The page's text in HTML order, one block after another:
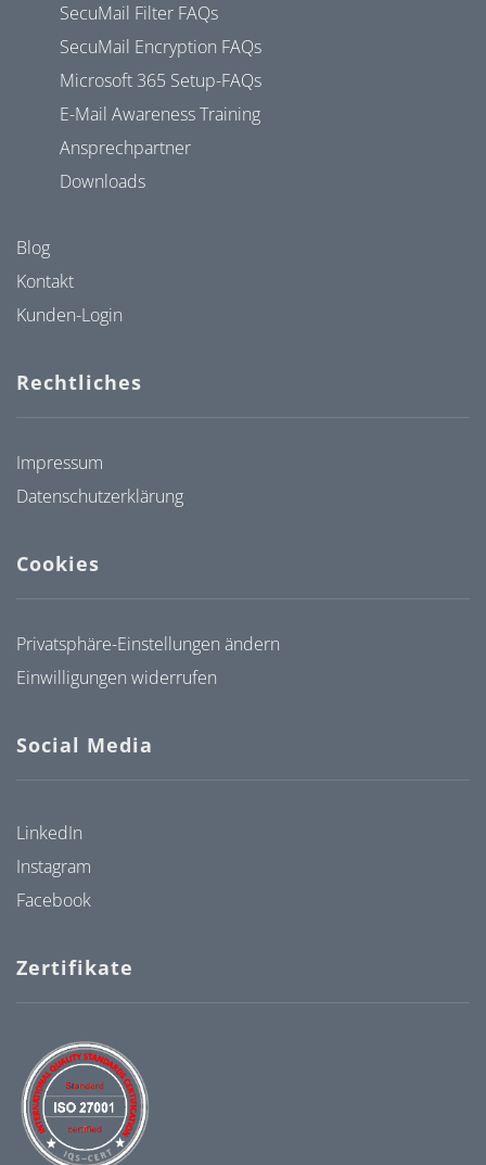
SecuMail Filter FAQs
SecuMail Encryption FAQs
Microsoft 365 Setup-FAQs
E-Mail Awareness Training
Ansprechpartner
Downloads
Blog
Kontakt
Kunden-Login
Rechtliches
Impressum
Datenschutzerklärung
Cookies
Privatsphäre-Einstellungen ändern
Einwilligungen widerrufen
Social Media
LinkedIn
Instagram
Facebook
Zertifikate